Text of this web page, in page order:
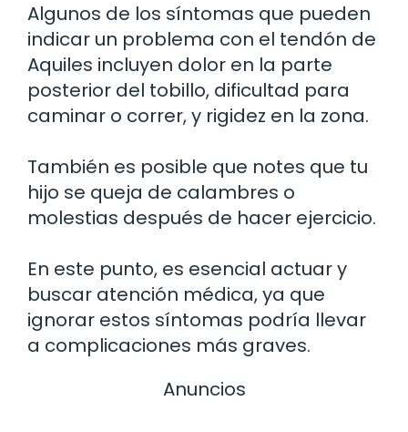
Algunos de los síntomas que pueden
indicar un problema con el tendón de
Aquiles incluyen dolor en la parte
posterior del tobillo, dificultad para
caminar o correr, y rigidez en la zona.
También es posible que notes que tu
hijo se queja de calambres o
molestias después de hacer ejercicio.
En este punto, es esencial actuar y
buscar atención médica, ya que
ignorar estos síntomas podría llevar
a complicaciones más graves.
Anuncios